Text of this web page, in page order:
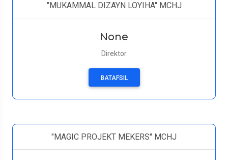
"MUKAMMAL DIZAYN LOYIHA" MCHJ
None
Direktor
BATAFSIL
"MAGIC PROJEKT MEKERS" MCHJ